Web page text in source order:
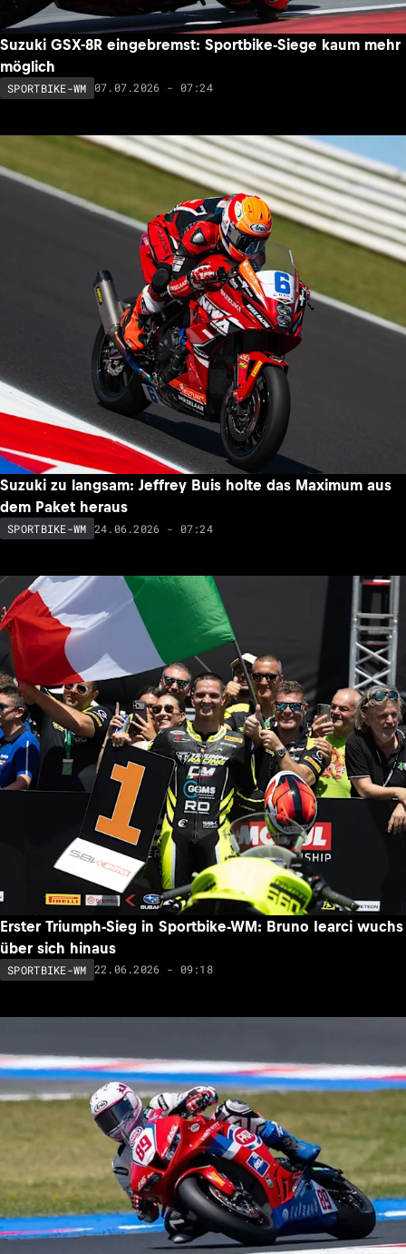
Suzuki GSX-8R eingebremst: Sportbike-Siege kaum mehr
möglich
SPORTBIKE-WM 07.07.2026 - 07:24
Suzuki zu langsam: Jeffrey Buis holte das Maximum aus
dem Paket heraus
SPORTBIKE-WM 24.06.2026 - 07:24
Erster Triumph-Sieg in Sportbike-WM: Bruno Iearci wuchs
über sich hinaus
SPORTBIKE-WM 22.06.2026 - 09:18